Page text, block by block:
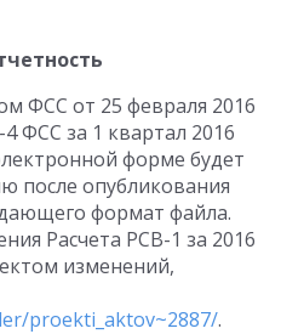
ФСС от 25 февраля 2016
ФСС за 1 квартал 2016
форме будет
после опубликования
формат файла.
Расчета РСВ-1 за 2016
изменений,
proekti_aktov~2887/.